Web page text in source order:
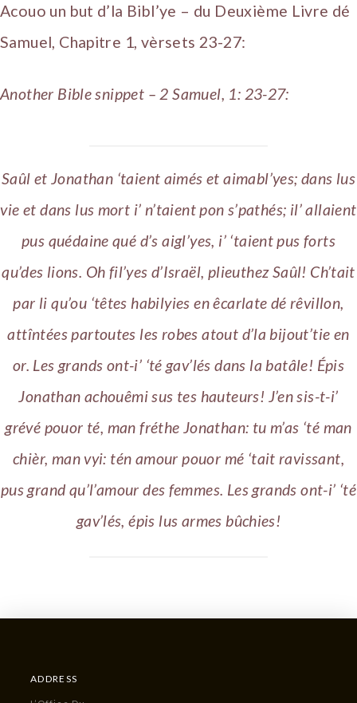
Acouo un but d’la Bibl’ye – du Deuxième Livre dé
Samuel, Chapitre 1, vèrsets 23-27:
Another Bible snippet – 2 Samuel, 1: 23-27:
Saûl et Jonathan ‘taient aimés et aimabl’yes; dans lus
vie et dans lus mort i’ n’taient pon s’pathés; il’ allaient
pus quédaine qué d’s aigl’yes, i’ ‘taient pus forts
qu’des lions. Oh fil’yes d’Israël, plieuthez Saûl! Ch’tait
par li qu’ou ‘têtes habilyies en êcarlate dé rêvillon,
attîntées partoutes les robes atout d’la bijout’tie en
or. Les grands ont-i’ ‘té gav’lés dans la batâle! Épis
Jonathan achouêmi sus tes hauteurs! J’en sis-t-i’
grévé pouor té, man fréthe Jonathan: tu m’as ‘té man
chièr, man vyi: tén amour pouor mé ‘tait ravissant,
pus grand qu’l’amour des femmes. Les grands ont-i’ ‘té
gav’lés, épis lus armes bûchies!
ADDRESS